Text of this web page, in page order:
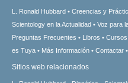
L. Ronald Hubbard Creencias y
Scientology en la Actualidad
Voz para
Preguntas Frecuentes
Libros
es Tuya
Más Información Contactar
Sitios web relacionados